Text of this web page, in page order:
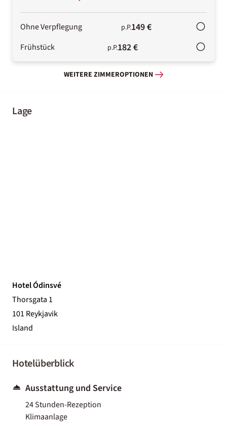
Ohne Verpflegung p.P.149 €
Frühstück p.P.182 €
WEITERE ZIMMEROPTIONEN
Lage
Hotel Ódinsvé
Thorsgata 1
101 Reykjavik
Island
Hotelüberblick
Ausstattung und Service
24 Stunden-Rezeption
Klimaanlage